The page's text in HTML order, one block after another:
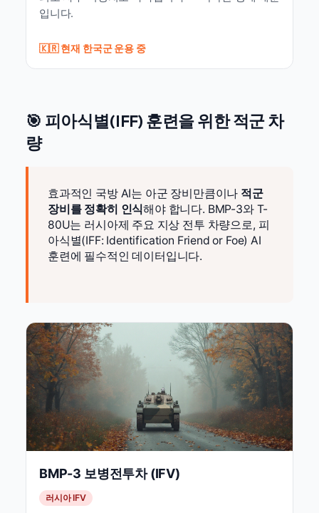
입니다.
🇰🇷 현재 한국군 운용 중
🎯 피아식별(IFF) 훈련을 위한 적군 차
량
효과적인 국방 AI는 아군 장비만큼이나 적군
장비를 정확히 인식해야 합니다. BMP-3와 T-
80U는 러시아제 주요 지상 전투 차량으로, 피
아식별(IFF: Identification Friend or Foe) AI
훈련에 필수적인 데이터입니다.
BMP-3 보병전투차 (IFV)
러시아 IFV